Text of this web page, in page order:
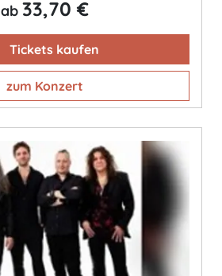
ab 33,70 €
Tickets kaufen
zum Konzert